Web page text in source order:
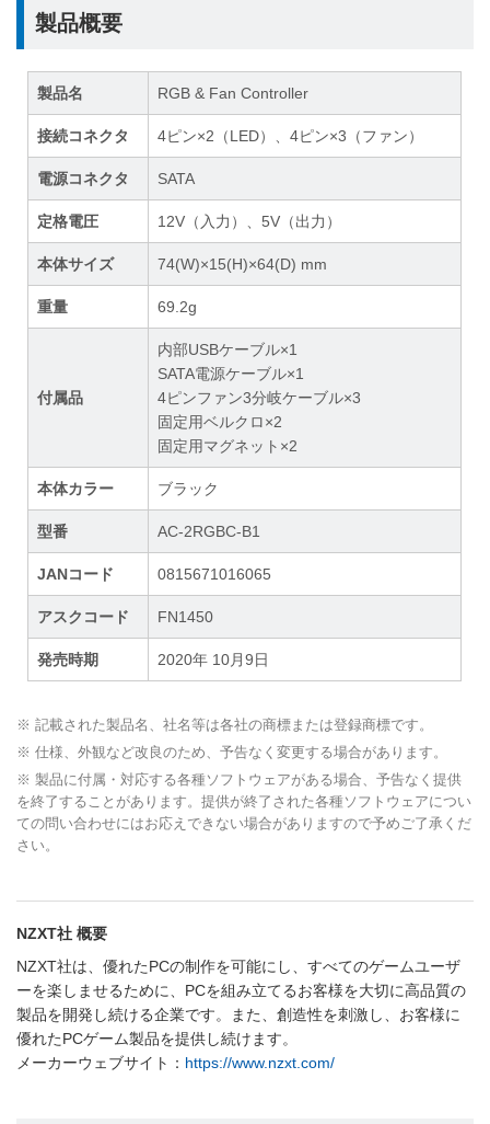
製品概要
製品名 RGB & Fan Controller
接続コネクタ 4ピン×2（LED）、4ピン×3（ファン）
電源コネクタ SATA
定格電圧 12V（入力）、5V（出力）
本体サイズ 74(W)×15(H)×64(D) mm
重量 69.2g
付属品
内部USBケーブル×1
SATA電源ケーブル×1
4ピンファン3分岐ケーブル×3
固定用ベルクロ×2
固定用マグネット×2
本体カラー ブラック
型番 AC-2RGBC-B1
JANコード 0815671016065
アスクコード FN1450
発売時期 2020年 10月9日
※ 記載された製品名、社名等は各社の商標または登録商標です。
※ 仕様、外観など改良のため、予告なく変更する場合があります。
※ 製品に付属・対応する各種ソフトウェアがある場合、予告なく提供
を終了することがあります。提供が終了された各種ソフトウェアについ
ての問い合わせにはお応えできない場合がありますので予めご了承くだ
さい。
NZXT社 概要
NZXT社は、優れたPCの制作を可能にし、すべてのゲームユーザ
ーを楽しませるために、PCを組み立てるお客様を大切に高品質の
製品を開発し続ける企業です。また、創造性を刺激し、お客様に
優れたPCゲーム製品を提供し続けます。
メーカーウェブサイト： https://www.nzxt.com/